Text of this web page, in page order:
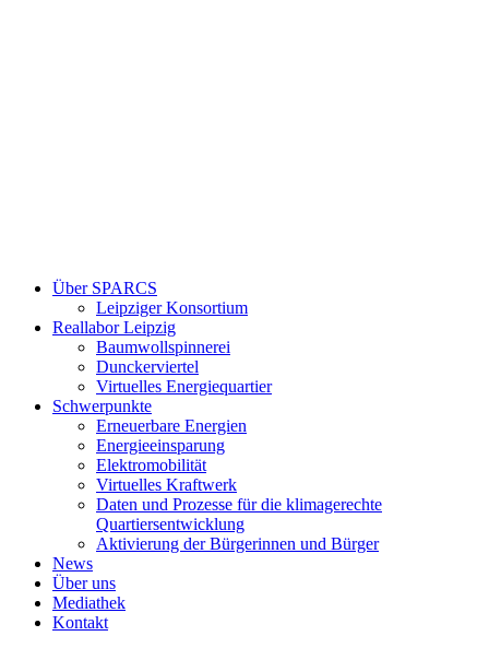
Über SPARCS
Leipziger Konsortium
Reallabor Leipzig
Baumwollspinnerei
Dunckerviertel
Virtuelles Energiequartier
Schwerpunkte
Erneuerbare Energien
Energieeinsparung
Elektromobilität
Virtuelles Kraftwerk
Daten und Prozesse für die klimagerechte
Quartiersentwicklung
Aktivierung der Bürgerinnen und Bürger
News
Über uns
Mediathek
Kontakt